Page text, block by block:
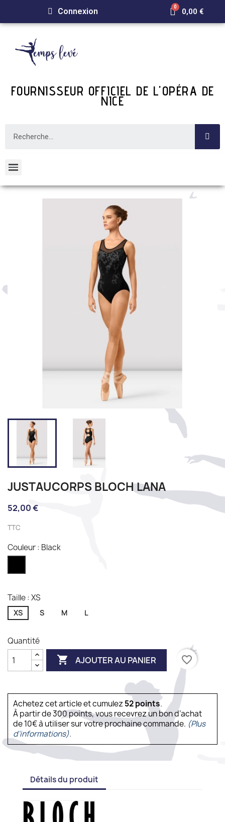
Connexion 0,00 €
FOURNISSEUR OFFICIEL DE L'OPÉRA DE
NICE
JUSTAUCORPS BLOCH LANA
52,00 €
TTC
Couleur : Black
Taille : XS
XS S M L
Quantité
 AJOUTER AU PANIER favorite_border
Achetez cet article et cumulez 52points.
À partir de 300 points, vous recevrez un bon d’achat
de 10€ à utiliser sur votre prochaine commande. (Plus
d'informations).
Détails du produit